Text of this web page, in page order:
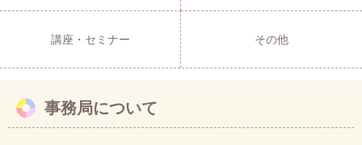
講座・セミナー その他
事務局について